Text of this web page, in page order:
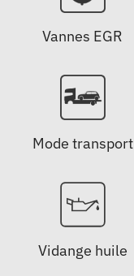
Vannes EGR
Mode transport
Vidange huile